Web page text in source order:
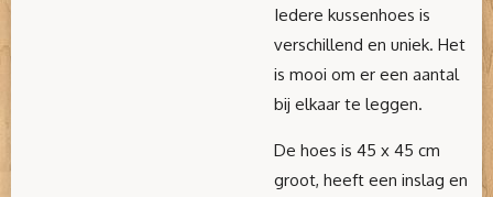
Iedere kussenhoes is
verschillend en uniek. Het
is mooi om er een aantal
bij elkaar te leggen.
De hoes is 45 x 45 cm
groot, heeft een inslag en